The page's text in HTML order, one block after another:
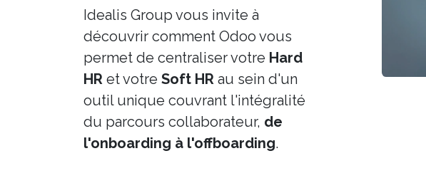
Idealis Group vous invite à
découvrir comment Odoo vous
permet de centraliser votre Hard
HR et votre Soft HR au sein d'un
outil unique couvrant l'intégralité
du parcours collaborateur, de
l'onboarding à l'offboarding.